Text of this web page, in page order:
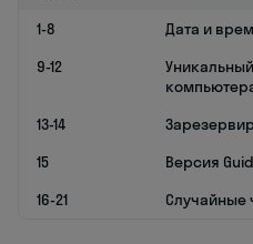
1-8
Дата и
9-12
13-14
15
Версия Guid
16-21
Случайные